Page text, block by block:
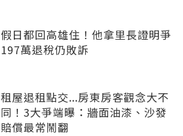
假日都回高雄住！他拿里長證明爭
197萬退稅仍敗訴
租屋退租點交...房東房客觀念大不
同！3大爭端曝：牆面油漆、沙發
賠償最常鬧翻